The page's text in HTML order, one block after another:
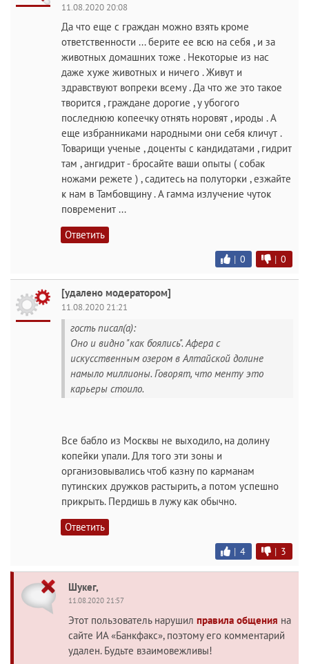
11.08.2020 20:08
Да что еще с граждан можно взять кроме
ответственности ... берите ее всю на себя , и за
животных домашних тоже . Некоторые из нас
даже хуже животных и ничего . Живут и
здравствуют вопреки всему . Да что же это такое
творится , граждане дорогие , у убогого
последнюю копеечку отнять норовят , ироды . А
еще избранниками народными они себя кличут .
Товарищи ученые , доценты с кандидатами , гидрит
там , ангидрит - бросайте ваши опыты ( собак
ножами режете ) , садитесь на полуторки , езжайте
к нам в Тамбовщину . А гамма излучение чуток
повременит ...
Ответить
| 0 | 0
[удалено модератором]
11.08.2020 21:21
гость писал(а):
Оно и видно "как боялись". Афера с
искусственным озером в Алтайской долине
намыло миллионы. Говорят, что менту это
карьеры стоило.
Все бабло из Москвы не выходило, на долину
копейки упали. Для того эти зоны и
организовывались чтоб казну по карманам
путинских дружков растырить, а потом успешно
прикрыть. Пердишь в лужу как обычно.
Ответить
| 4 | 3
Шукег,
11.08.2020 21:57
Этот пользователь нарушил правила общения на
сайте ИА «Банкфакс», поэтому его комментарий
удален. Будьте взаимовежливы!